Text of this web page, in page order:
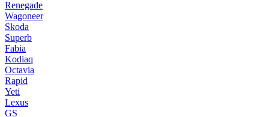
Renegade
Wagoneer
Skoda
Superb
Fabia
Kodiaq
Octavia
Rapid
Yeti
Lexus
GS